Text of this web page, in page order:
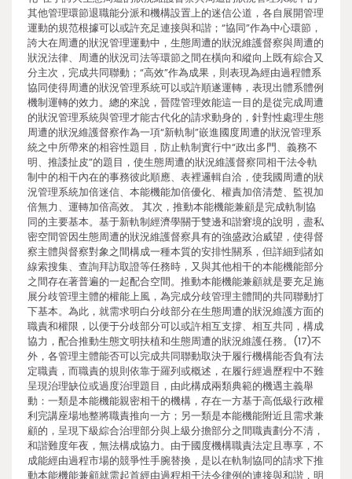
其他管理環節退職能分派和機構設置上的迷信公道，各自展開管理
運動的規范根據可以或許充足連接與和諧；“協同”作為中心環節，
誇大在周遭的狀況管理運動中，生態周遭的狀況維護督察與周遭的
狀況法律、周遭的狀況司法等環節之間在橫向和縱向上既有綜合又
分主次，完成共同聯動；“高效”作為成果，則表現為經由過程體系
協同使得周遭的狀況管理系統可以或許順遂運轉，表現出體系體例
機制運轉的效力。總的來說，晉陞管理效能這一目的是從完成周遭
的狀況管理系統與管理才能古代化的請求動身的，針對性處理生態
周遭的狀況維護督察作為一項“新軌制”嵌進國度周遭的狀況管理系
統之中所帶來的相容性題目，防止軌制實行中“政出多門、義務不
明、推諉扯皮”的題目，使生態周遭的狀況維護督察同相干法令軌
制中的相干內在的事務彼此順應、表裡邏輯自洽，使我國周遭的狀
況管理系統加倍迷信、本能機能加倍優化、權責加倍清楚、監視加
倍無力、運轉加倍高效。 其次，推動本能機能兼顧是完成軌制協
同的主要基本。基于新軌制經濟學關于雙邊和諧窘境的說明，盡私
密空間管因生態周遭的狀況維護督察具有的強盛政治威望，使得督
察主體與督察對象之間構成一種本質的安排性關系，但詳細到諸如
線索搜集、查詢拜訪取證等任務時，又與其他相干的本能機能部分
之間存在著普遍的一起配合空間。推動本能機能兼顧就是要充足施
展分歧管理主體的權能上風，為完成分歧管理主體間的共同聯動打
下基本。為此，就需求明白分歧部分在生態周遭的狀況維護方面的
職責和權限，以便于分歧部分可以或許相互支撐、相互共同，構成
協力，配合推動生態文明扶植和生態周遭的狀況維護任務。(17)不
外，各管理主體能否可以完成共同聯動取決于履行機構能否負有法
定職責，而職責的規則依靠于羅列或概述，在履行經過歷程中不難
呈現治理缺位或過度治理題目，由此構成兩類典範的機遇主義舉
動：一類是本能機能親密相干的機構，存在一方基于高低級行政權
利完講座場地整將職責推向一方；另一類是本能機能附近且需求兼
顧的，呈現下級綜合治理部分與上級分擔部分之間職責劃分不清，
和諧難度年夜，無法構成協力。由于國度機構職責法定且專享，不
成能經由過程市場的競爭性手腕替換，是以在軌制協同的請求下推
動本能機能兼顧就需起首經由過程相干法令律例的連接與和諧，明